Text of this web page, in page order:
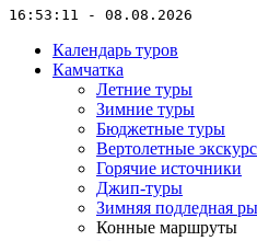
16:53:11 - 08.08.2026
Календарь туров
Камчатка
Летние туры
Зимние туры
Бюджетные туры
Вертолетные
Горячие источники
Джип-туры
Зимняя подледная
Конные маршруты